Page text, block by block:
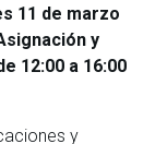
11 de marzo
y
12:00 a 16:00
y